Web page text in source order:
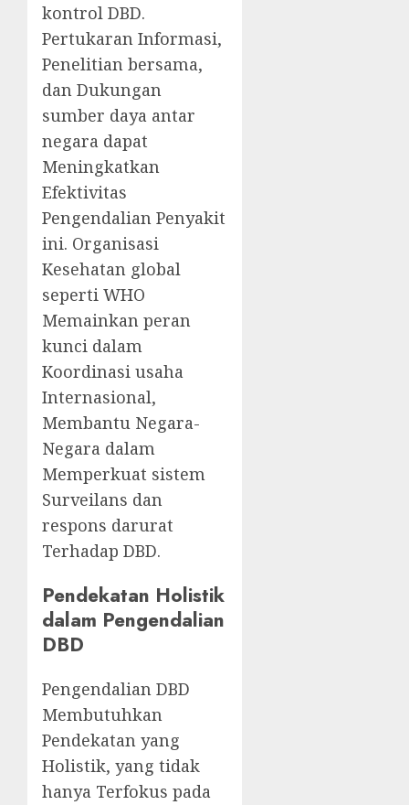
kontrol DBD.
Pertukaran Informasi,
Penelitian bersama,
dan Dukungan
sumber daya antar
negara dapat
Meningkatkan
Efektivitas
Pengendalian Penyakit
ini. Organisasi
Kesehatan global
seperti WHO
Memainkan peran
kunci dalam
Koordinasi usaha
Internasional,
Membantu Negara-
Negara dalam
Memperkuat sistem
Surveilans dan
respons darurat
Terhadap DBD.
Pendekatan Holistik
dalam Pengendalian
DBD
Pengendalian DBD
Membutuhkan
Pendekatan yang
Holistik, yang tidak
hanya Terfokus pada